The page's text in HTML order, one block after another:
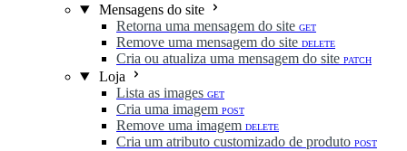
Mensagens do site
Retorna uma mensagem do site GET
Remove uma mensagem do site DELETE
Cria ou atualiza uma mensagem do site PATCH
Loja
Lista as images GET
Cria uma imagem POST
Remove uma imagem DELETE
Cria um atributo customizado de produto POST